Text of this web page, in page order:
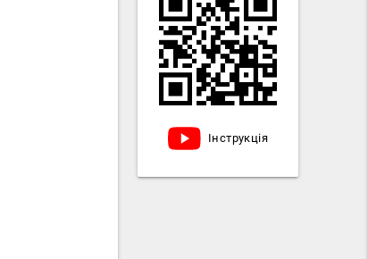
Інструкція